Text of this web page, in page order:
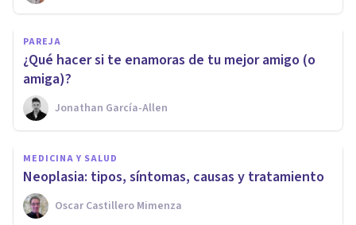
PAREJA
¿Qué hacer si te enamoras de tu mejor amigo (o
amiga)?
Jonathan García-Allen
MEDICINA Y SALUD
Neoplasia: tipos, síntomas, causas y tratamiento
Oscar Castillero Mimenza